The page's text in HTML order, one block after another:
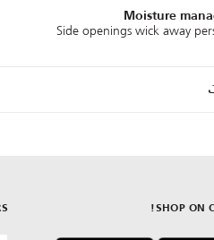
Moisture
Side openings wick away
SHOP ON